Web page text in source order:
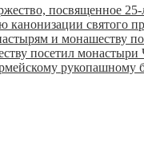
святого
посетил